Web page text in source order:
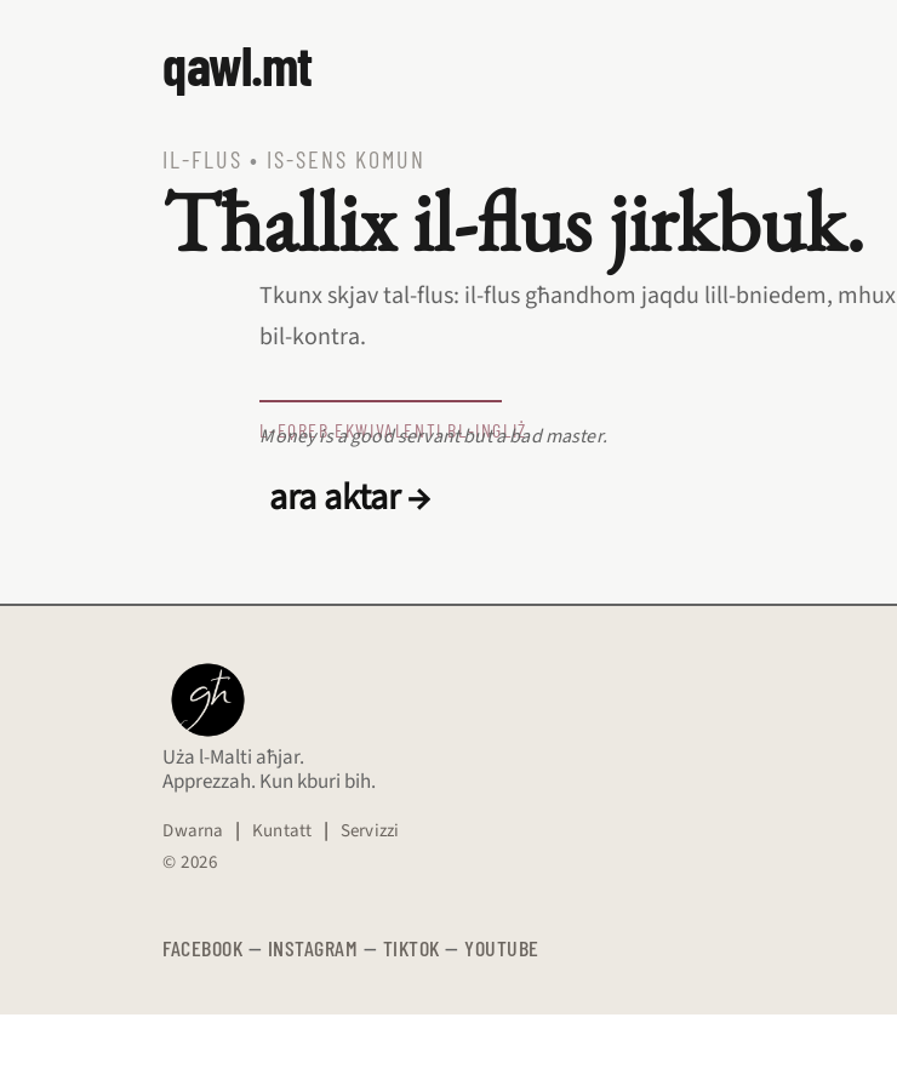
qawl.mt
IL‑FLUS • IS‑SENS KOMUN
Tħallix il‑flus jirkbuk.
Tkunx skjav tal‑flus: il‑flus għandhom jaqdu lill‑bniedem, mhux
bil‑kontra.
L‑EQREB EKWIVALENTI BL‑INGLIŻ
Money is a good servant but a bad master.
ara aktar →
Uża l-Malti aħjar.
Apprezzah. Kun kburi bih.
Dwarna | Kuntatt | Servizzi
© 2026
FACEBOOK — INSTAGRAM — TIKTOK — YOUTUBE